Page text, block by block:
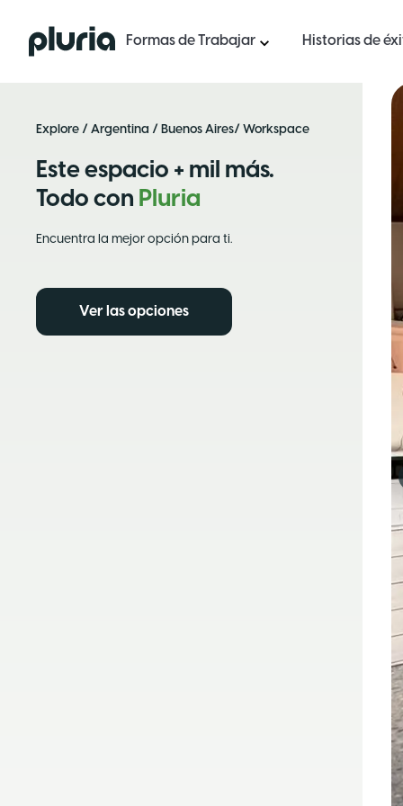
Logo Pluria Formas de Trabajar Historias de
Explore / Argentina / Buenos Aires/ Workspace
Este espacio + mil más.
Todo con Pluria
Encuentra la mejor opción para ti.
Ver las opciones